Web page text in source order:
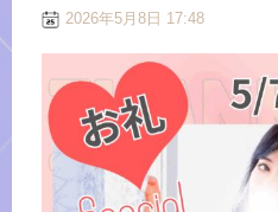
2026年5月8日 17:48